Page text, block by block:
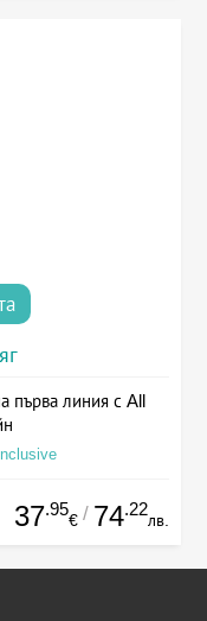
първа линия с All
37.95
€ / 74.22
лв.